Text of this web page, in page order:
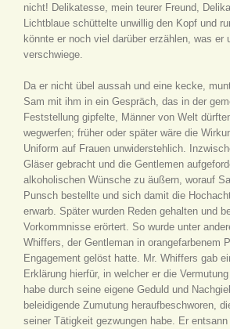
nicht! Delikatesse, mein teurer Freund,
Lichtblaue schüttelte unwillig den Kopf und
könnte er noch viel darüber erzählen, was er
verschwiege.
Da er nicht übel aussah und eine kecke,
Sam mit ihm in ein Gespräch, das in der
Feststellung gipfelte, Männer von Welt
wegwerfen; früher oder später wäre die
Uniform auf Frauen unwiderstehlich.
Gläser gebracht und die Gentlemen
alkoholischen Wünsche zu äußern, worauf
Punsch bestellte und sich damit die
erwarb. Später wurden Reden gehalten und
Vorkommnisse erörtert. So wurde unter
Whiffers, der Gentleman in orangefarbenem
Engagement gelöst hatte. Mr. Whiffers gab
Erklärung hierfür, in welcher er die
habe durch seine eigene Geduld und
beleidigende Zumutung heraufbeschworen,
seiner Tätigkeit gezwungen habe. Er entsann